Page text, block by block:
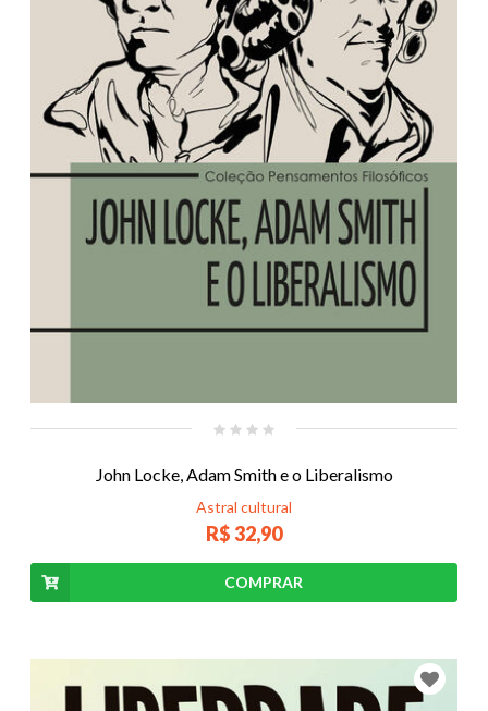
John Locke, Adam Smith e o Liberalismo
Astral cultural
R$ 32,90
COMPRAR